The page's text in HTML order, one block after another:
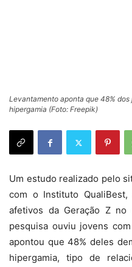
Levantamento aponta que 48%
hipergamia (Foto: Freepik)
Um estudo realizado pelo
com o Instituto QualiBest,
afetivos da Geração Z
pesquisa ouviu jovens
apontou que 48% deles
hipergamia, tipo de